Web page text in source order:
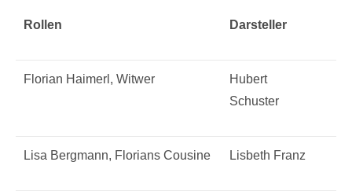
Rollen Darsteller
Florian Haimerl, Witwer
Hubert
Schuster
Lisa Bergmann, Florians Cousine Lisbeth Franz